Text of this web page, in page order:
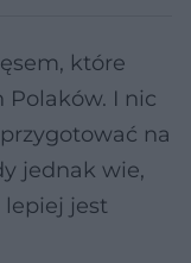
które
Polaków. I nic
na
jednak wie,
lepiej jest